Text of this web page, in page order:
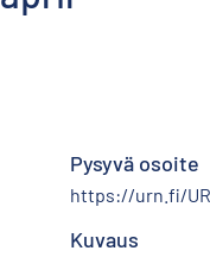
Pysyvä osoite
https://urn.fi/
Kuvaus